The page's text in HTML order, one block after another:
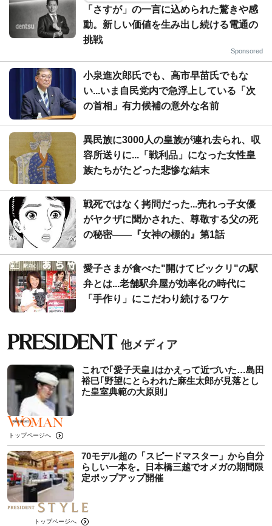
「さすが」の一言に込められた驚きや感
動。新しい価値を生み出し続ける電通の
挑戦
Sponsored
小泉進次郎氏でも、高市早苗氏でもな
い...いま自民党内で急浮上している「次
の首相」有力候補の意外な名前
異民族に3000人の皇族が連れ去られ、収
容所送りに...「戦利品」になった女性皇
族たちがたどった悲惨な結末
戦死ではなく拷問だった...売れっ子女優
がヤクザに聞かされた、尊敬する父の死
の秘密――『女神の標的』第1話
愛子さまが食べた"開けてビックリ"の駅
弁とは...老舗駅弁屋が効率化の時代に
「手作り」にこだわり続けるワケ
これで｢愛子天皇｣はかえって近づいた…島田
裕巳｢野望にとらわれた麻生太郎が見落とし
た皇室典範の大原則｣
トップページへ
70モデル超の「スピードマスター」から自分
らしい一本を。日本橋三越でオメガの期間限
定ポップアップ開催
トップページへ